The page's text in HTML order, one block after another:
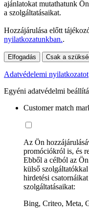
ajánlatokat mutathatunk
a szolgáltatásaikat.
Hozzájárulása előtt
nyilatkozatunkban..
Elfogadás Csak a
Adatvédelemi nyilatkozatot
Egyéni adatvédelmi
Customer match
Az Ön
promóciókról is, és
Ebből a célból az
külső
hirdetési
szolgáltatásaikat:
Bing, Criteo, Meta,